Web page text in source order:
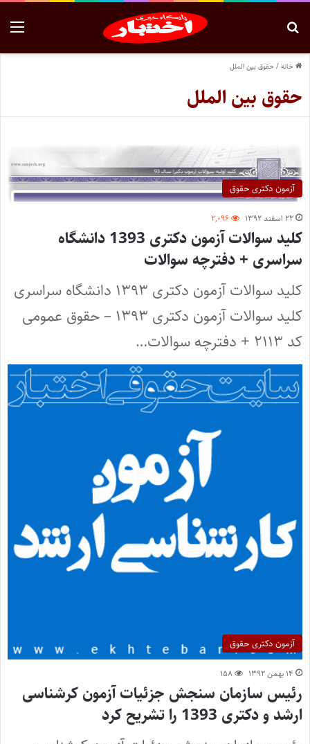
خانه/حقوق بین الملل
حقوق بین الملل
آزمون دکتری حقوق
۲۲ اسفند ۱۳۹۲ ۲,۰۹۶
کلید سوالات آزمون دکتری 1393 دانشگاه
سراسری + دفترچه سوالات
کلید سوالات آزمون دکتری ۱۳۹۳ دانشگاه سراسری
کلید سوالات آزمون دکتری ۱۳۹۳ – حقوق عمومی
کد ۲۱۱۳ + دفترچه سوالات…
آزمون دکتری حقوق
۱۴ بهمن ۱۳۹۲ ۱۵۸
رئیس سازمان سنجش جزئیات آزمون کرشناسی
ارشد و دکتری 1393 را تشریح کرد